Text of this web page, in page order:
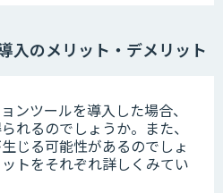
入のメリット・デメリット
ンツールを導入した場合、
れるのでしょうか。また、
じる可能性があるのでしょ
トをそれぞれ詳しくみてい